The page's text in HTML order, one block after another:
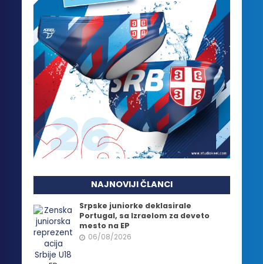
NAJNOVIJI ČLANCI
Srpske juniorke deklasirale
Portugal, sa Izraelom za deveto
mesto na EP
06/08/2026